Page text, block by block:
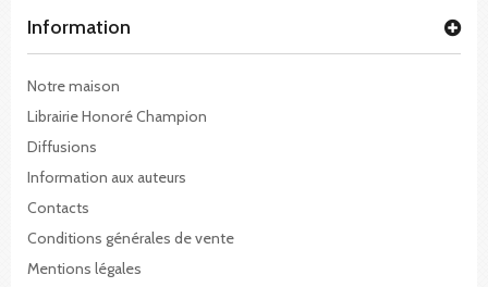
Information
Notre maison
Librairie Honoré Champion
Diffusions
Information aux auteurs
Contacts
Conditions générales de vente
Mentions légales